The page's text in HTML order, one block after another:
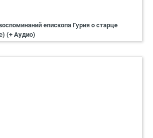
епископа Гурия о старце
(+ Аудио)